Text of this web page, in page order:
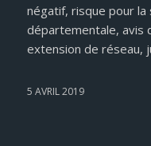
négatif, risque pour
départementale, avis
extension de réseau,
5 AVRIL 2019